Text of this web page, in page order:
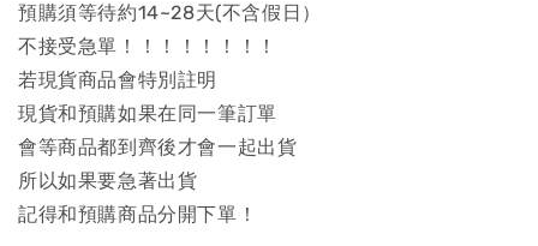
預購須等待約14~28天(不含假日）
不接受急單！！！！！！！！
若現貨商品會特別註明
現貨和預購如果在同一筆訂單
會等商品都到齊後才會一起出貨
所以如果要急著出貨
記得和預購商品分開下單！